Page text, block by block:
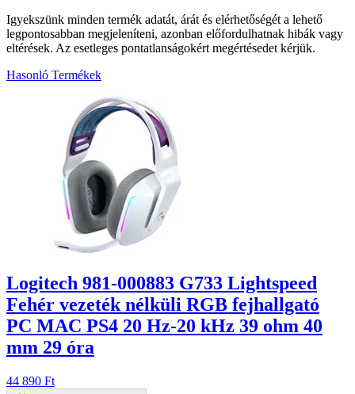
Igyekszünk minden termék adatát, árát és elérhetőségét a lehető
legpontosabban megjeleníteni, azonban előfordulhatnak hibák vagy
eltérések. Az esetleges pontatlanságokért megértésedet kérjük.
Hasonló Termékek
Logitech 981-000883 G733 Lightspeed
Fehér vezeték nélküli RGB fejhallgató
PC MAC PS4 20 Hz-20 kHz 39 ohm 40
mm 29 óra
44 890 Ft